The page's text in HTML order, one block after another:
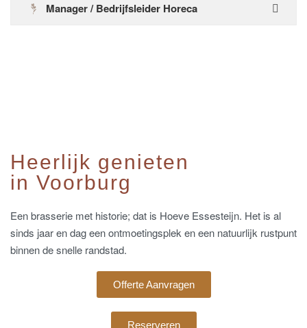
Manager / Bedrijfsleider Horeca
Heerlijk genieten
in Voorburg
Een brasserie met historie; dat is Hoeve Essesteijn. Het is al
sinds jaar en dag een ontmoetingsplek en een natuurlijk rustpunt
binnen de snelle randstad.
Offerte Aanvragen
Reserveren